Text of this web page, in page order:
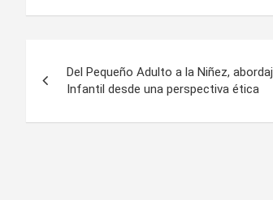
de
entradas
Del Pequeño Adulto a la Niñez,
Infantil desde una perspectiva ética